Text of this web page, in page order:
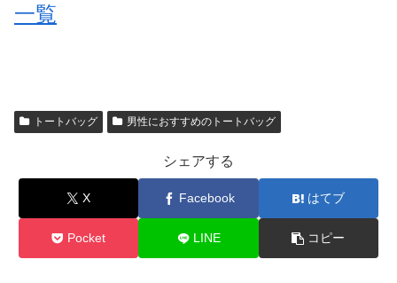
一覧
トートバッグ 男性におすすめのトートバッグ
シェアする
X Facebook はてブ
Pocket LINE コピー